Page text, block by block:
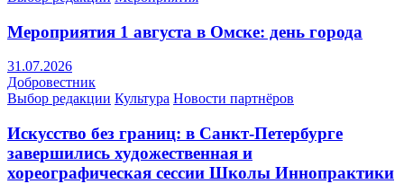
Мероприятия 1 августа в Омске: день города
31.07.2026
Добровестник
Выбор редакции Культура Новости партнёров
Искусство без границ: в Санкт-Петербурге
завершились художественная и
хореографическая сессии Школы Иннопрактики